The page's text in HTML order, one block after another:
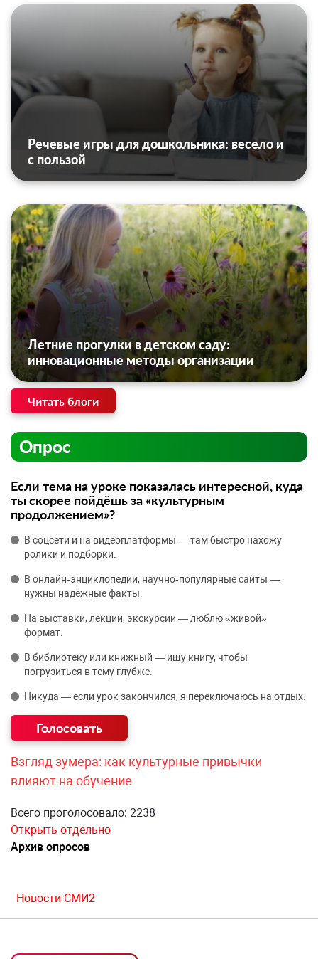
Речевые игры для дошкольника: весело и
с пользой
Летние прогулки в детском саду:
инновационные методы организации
Читать блоги
Опрос
Если тема на уроке показалась интересной, куда
ты скорее пойдёшь за «культурным
продолжением»?
В соцсети и на видеоплатформы — там быстро нахожу
ролики и подборки.
В онлайн‑энциклопедии, научно‑популярные сайты —
нужны надёжные факты.
На выставки, лекции, экскурсии — люблю «живой»
формат.
В библиотеку или книжный — ищу книгу, чтобы
погрузиться в тему глубже.
Никуда — если урок закончился, я переключаюсь на отдых.
Взгляд зумера: как культурные привычки
влияют на обучение
Всего проголосовало: 2238
Открыть отдельно
Архив опросов
Новости СМИ2